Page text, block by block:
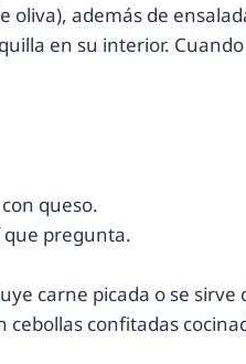
oliva), además de
en su interior.
queso.
que pregunta.
carne picada o se sirve
confitadas